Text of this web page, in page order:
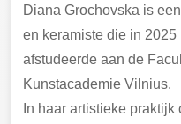
Diana Grochovska is
en keramiste die in 2025
afstudeerde aan de
Kunstacademie Vilnius.
In haar artistieke